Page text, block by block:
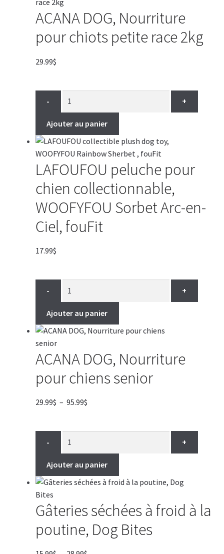
ACANA DOG, Nourriture
pour chiots petite race 2kg
29.99$
- +
Ajouter au panier
LAFOUFOU peluche pour
chien collectionnable,
WOOFYFOU Sorbet Arc-en-
Ciel, fouFit
17.99$
- +
Ajouter au panier
ACANA DOG, Nourriture
pour chiens senior
29.99$ – 95.99$Plage
à
95.99$
- +
Ajouter au panier
Gâteries séchées à froid à la
poutine, Dog Bites